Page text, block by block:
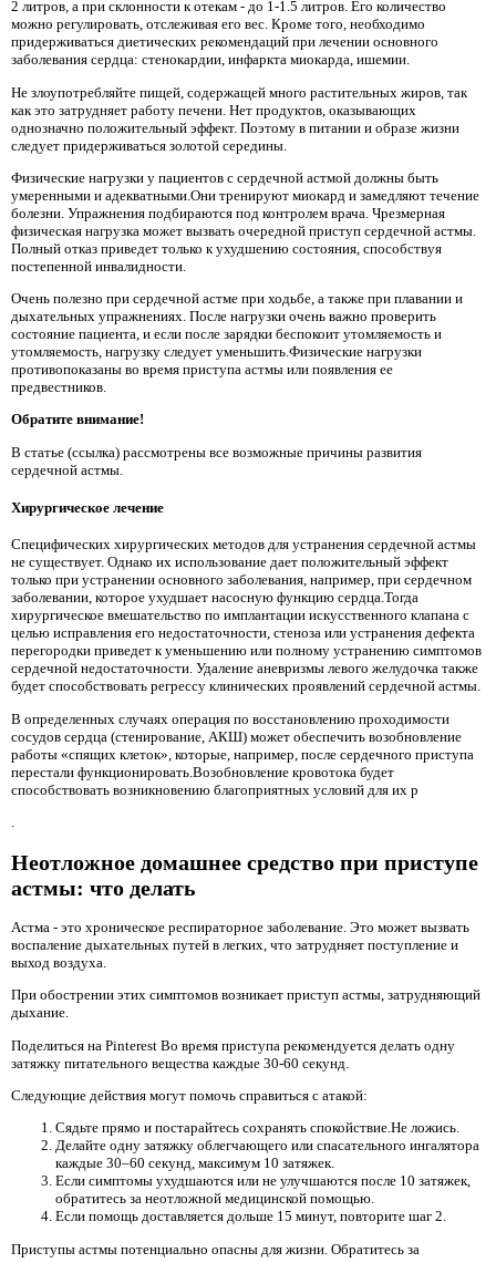
2 литров, а при склонности к отекам - до 1-1.5 литров. Его количество
можно регулировать, отслеживая его вес. Кроме того, необходимо
придерживаться диетических рекомендаций при лечении основного
заболевания сердца: стенокардии, инфаркта миокарда, ишемии.
Не злоупотребляйте пищей, содержащей много растительных жиров, так
как это затрудняет работу печени. Нет продуктов, оказывающих
однозначно положительный эффект. Поэтому в питании и образе жизни
следует придерживаться золотой середины.
Физические нагрузки у пациентов с сердечной астмой должны быть
умеренными и адекватными.Они тренируют миокард и замедляют течение
болезни. Упражнения подбираются под контролем врача. Чрезмерная
физическая нагрузка может вызвать очередной приступ сердечной астмы.
Полный отказ приведет только к ухудшению состояния, способствуя
постепенной инвалидности.
Очень полезно при сердечной астме при ходьбе, а также при плавании и
дыхательных упражнениях. После нагрузки очень важно проверить
состояние пациента, и если после зарядки беспокоит утомляемость и
утомляемость, нагрузку следует уменьшить.Физические нагрузки
противопоказаны во время приступа астмы или появления ее
предвестников.
Обратите внимание!
В статье (ссылка) рассмотрены все возможные причины развития
сердечной астмы.
Хирургическое лечение
Специфических хирургических методов для устранения сердечной астмы
не существует. Однако их использование дает положительный эффект
только при устранении основного заболевания, например, при сердечном
заболевании, которое ухудшает насосную функцию сердца.Тогда
хирургическое вмешательство по имплантации искусственного клапана с
целью исправления его недостаточности, стеноза или устранения дефекта
перегородки приведет к уменьшению или полному устранению симптомов
сердечной недостаточности. Удаление аневризмы левого желудочка также
будет способствовать регрессу клинических проявлений сердечной астмы.
В определенных случаях операция по восстановлению проходимости
сосудов сердца (стенирование, АКШ) может обеспечить возобновление
работы «спящих клеток», которые, например, после сердечного приступа
перестали функционировать.Возобновление кровотока будет
способствовать возникновению благоприятных условий для их р
Неотложное домашнее средство при приступе
астмы: что делать
Астма - это хроническое респираторное заболевание. Это может вызвать
воспаление дыхательных путей в легких, что затрудняет поступление и
выход воздуха.
При обострении этих симптомов возникает приступ астмы, затрудняющий
дыхание.
Поделиться на Pinterest Во время приступа рекомендуется делать одну
затяжку питательного вещества каждые 30-60 секунд.
Следующие действия могут помочь справиться с атакой:
Сядьте прямо и постарайтесь сохранять спокойствие.Не ложись.
Делайте одну затяжку облегчающего или спасательного ингалятора
каждые 30–60 секунд, максимум 10 затяжек.
Если симптомы ухудшаются или не улучшаются после 10 затяжек,
обратитесь за неотложной медицинской помощью.
Если помощь доставляется дольше 15 минут, повторите шаг 2.
Приступы астмы потенциально опасны для жизни. Обратитесь за